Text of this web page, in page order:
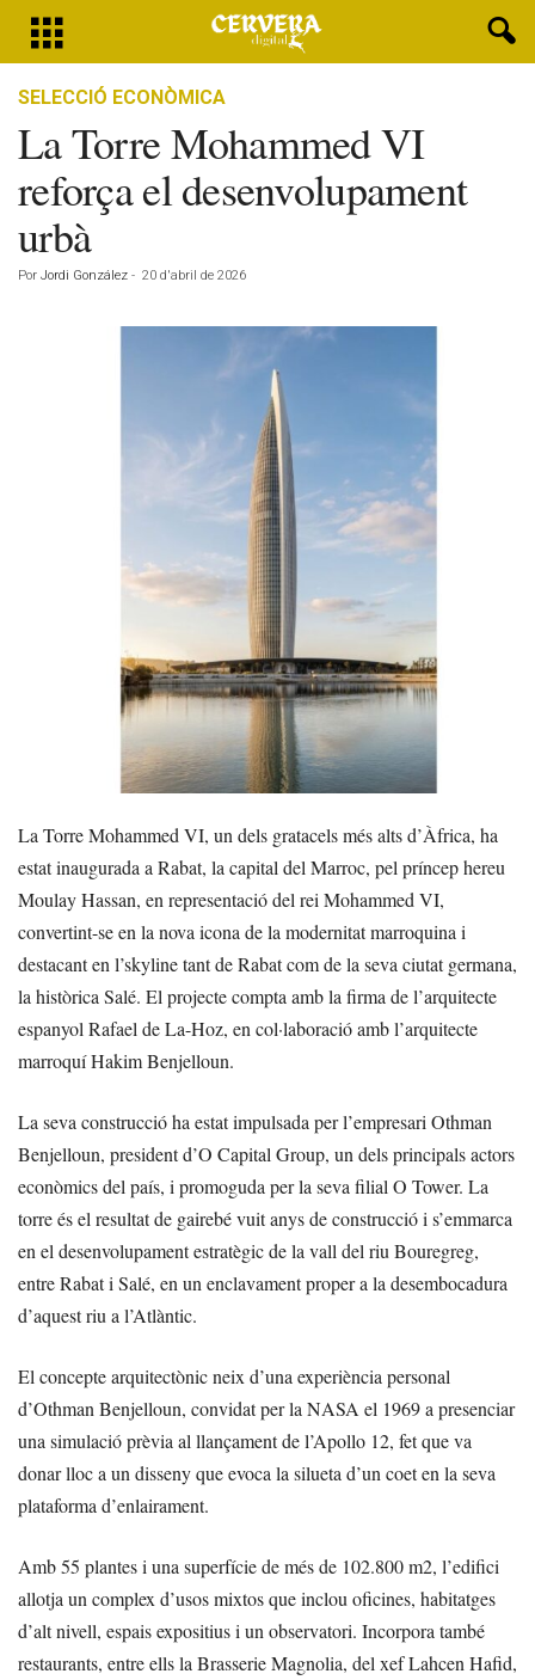
SELECCIÓ ECONÒMICA
La Torre Mohammed VI
reforça el desenvolupament
urbà
Por Jordi González - 20 d'abril de 2026
La Torre Mohammed VI, un dels gratacels més alts d’Àfrica, ha
estat inaugurada a Rabat, la capital del Marroc, pel príncep hereu
Moulay Hassan, en representació del rei Mohammed VI,
convertint-se en la nova icona de la modernitat marroquina i
destacant en l’skyline tant de Rabat com de la seva ciutat germana,
la històrica Salé. El projecte compta amb la firma de l’arquitecte
espanyol Rafael de La-Hoz, en col·laboració amb l’arquitecte
marroquí Hakim Benjelloun.
La seva construcció ha estat impulsada per l’empresari Othman
Benjelloun, president d’O Capital Group, un dels principals actors
econòmics del país, i promoguda per la seva filial O Tower. La
torre és el resultat de gairebé vuit anys de construcció i s’emmarca
en el desenvolupament estratègic de la vall del riu Bouregreg,
entre Rabat i Salé, en un enclavament proper a la desembocadura
d’aquest riu a l’Atlàntic.
El concepte arquitectònic neix d’una experiència personal
d’Othman Benjelloun, convidat per la NASA el 1969 a presenciar
una simulació prèvia al llançament de l’Apollo 12, fet que va
donar lloc a un disseny que evoca la silueta d’un coet en la seva
plataforma d’enlairament.
Amb 55 plantes i una superfície de més de 102.800 m2, l’edifici
allotja un complex d’usos mixtos que inclou oficines, habitatges
d’alt nivell, espais expositius i un observatori. Incorpora també
restaurants, entre ells la Brasserie Magnolia, del xef Lahcen Hafid,